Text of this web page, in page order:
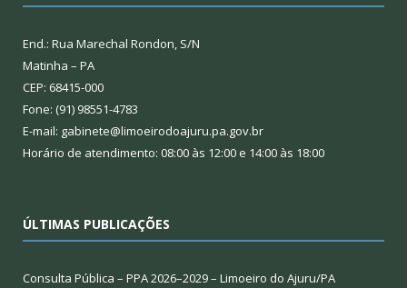
End.: Rua Marechal Rondon, S/N
Matinha – PA
CEP: 68415-000
Fone: (91) 98551-4783
E-mail: gabinete@limoeirodoajuru.pa.gov.br
Horário de atendimento: 08:00 às 12:00 e 14:00 às 18:00
ÚLTIMAS PUBLICAÇÕES
Consulta Pública – PPA 2026–2029 – Limoeiro do Ajuru/PA